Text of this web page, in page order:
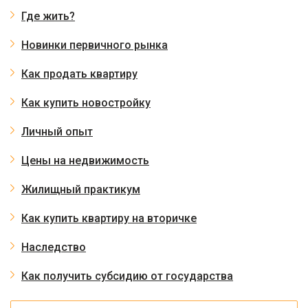
Где жить?
Новинки первичного рынка
Как продать квартиру
Как купить новостройку
Личный опыт
Цены на недвижимость
Жилищный практикум
Как купить квартиру на вторичке
Наследство
Как получить субсидию от государства